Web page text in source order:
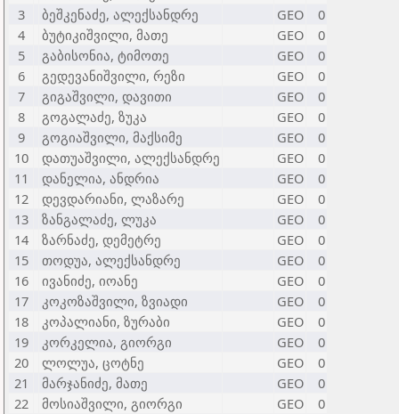
3
ბეშკენაძე, ალექსანდრე GEO
0
4
ბუტიკიშვილი, მათე GEO
0
5
გაბისონია, ტიმოთე GEO
0
6
გედევანიშვილი, რეზი GEO
0
7
გიგაშვილი, დავითი GEO
0
8
გოგალაძე, ზუკა GEO
0
9
გოგიაშვილი, მაქსიმე GEO
0
10
დათუაშვილი, ალექსანდრე GEO
0
11
დანელია, ანდრია GEO
0
12
დევდარიანი, ლაზარე GEO
0
13
ზანგალაძე, ლუკა GEO
0
14
ზარნაძე, დემეტრე GEO
0
15
თოდუა, ალექსანდრე GEO
0
16
ივანიძე, იოანე GEO
0
17
კოკოზაშვილი, ზვიადი GEO
0
18
კოპალიანი, ზურაბი GEO
0
19
კორკელია, გიორგი GEO
0
20
ლოლუა, ცოტნე GEO
0
21
მარჯანიძე, მათე GEO
0
22
მოსიაშვილი, გიორგი GEO
0